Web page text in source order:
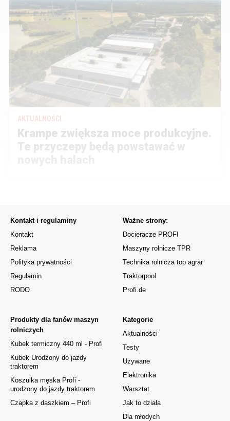
AKTUALNOŚCI
Krampe zwiększa moce produkcyjne.
Te przyczepy będą powstawać w
Kontakt i regulaminy
Kontakt
Reklama
Polityka prywatności
Regulamin
RODO
Kategorie
Aktualności
Testy
Używane
Elektronika
Warsztat
Jak to działa
Dla młodych
Produkty dla fanów maszyn
rolniczych
Kubek termiczny 440 ml - Profi
Kubek Urodzony do jazdy
traktorem
Koszulka męska Profi -
urodzony do jazdy traktorem
Czapka z daszkiem – Profi
Ważne strony:
Docieracze PROFI
Maszyny rolnicze TPR
Technika rolnicza top agrar
Traktorpool
Profi.de